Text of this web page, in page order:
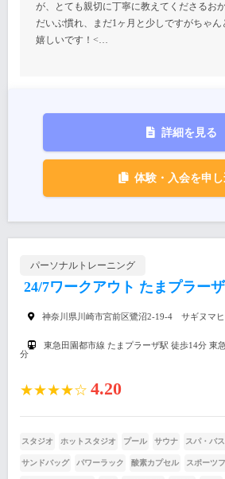
が、とても親切に丁寧に教えてくださるお
だいぶ慣れ、まだ1ヶ月と少しですがちゃ
嬉しいです！<…
詳細を見る
体験・入会を申
パーソナルトレーニング
24/7ワークアウト たまプラー
神奈川県川崎市宮前区鷺沼2-19-4 サギヌマ
東急田園都市線 たまプラーザ駅 徒歩14分 東
分
★★★★☆ 4.20
スタジオ ホットスタジオ プール サウナ スパ・バ
サンドバッグ パワーラック 酸素カプセル スポーツ